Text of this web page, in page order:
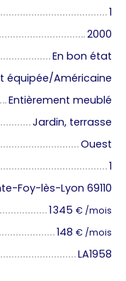
1
2000
En bon état
équipée/Américaine
Entièrement meublé
Jardin, terrasse
Ouest
1
Foy-lès-Lyon 69110
1 345 € /mois
148 € /mois
LA1958